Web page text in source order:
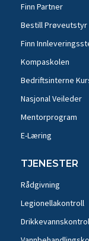
Finn Partner
Bestill Prøveutstyr
Finn
Kompaskolen
Bedriftsinterne
Nasjonal Veileder
Mentorprogram
E-Læring
TJENESTER
Rådgivning
Legionellakontroll